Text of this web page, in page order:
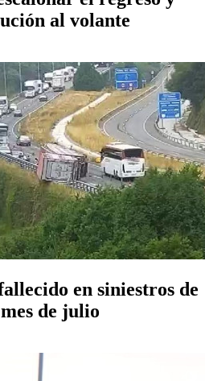
al volante
en siniestros de
de julio